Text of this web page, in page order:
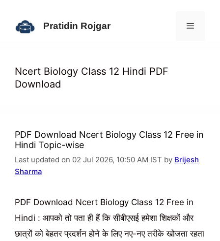
Pratidin Rojgar
Ncert Biology Class 12 Hindi PDF
Download
PDF Download Ncert Biology Class 12 Free in
Hindi Topic-wise
Last updated on 02 Jul 2026, 10:50 AM IST by Brijesh
Sharma
PDF Download Ncert Biology Class 12 Free in
Hindi : आपको तो पता ही हैं कि सीबीएसई हमेशा शिक्षकों और
छात्रों को बेहतर प्रदर्शन होने के लिए नए-नए तरीके खोजता रहता